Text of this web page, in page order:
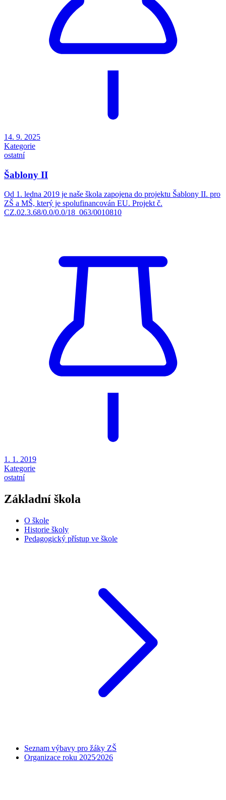
14. 9. 2025
Kategorie
ostatní
Šablony II
Od 1. ledna 2019 je naše škola zapojena do projektu Šablony II. pro
ZŠ a MŠ, který je spolufinancován EU. Projekt č.
CZ.02.3.68/0.0/0.0/18_063/0010810
1. 1. 2019
Kategorie
ostatní
Základní škola
O škole
Historie školy
Pedagogický přístup ve škole
Seznam výbavy pro žáky ZŠ
Organizace roku 2025⁄2026